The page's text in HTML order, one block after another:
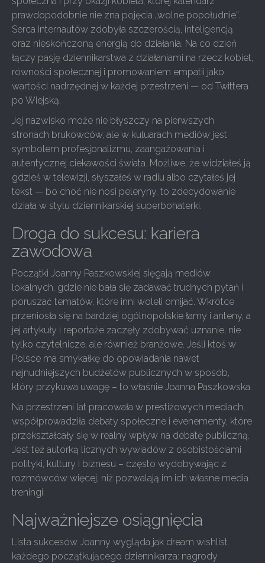
prawdopodobnie nie zna pojęcia „wolne popołudnie”.
Serca internautów zdobyła szczerością, inteligencją
oraz nieskończoną energią do działania. Na co dzień
łączy pasję dziennikarstwa z działaniami na rzecz kobiet,
równości społecznej i promowaniem empatii jako
wartości nadrzędnej w każdej przestrzeni — od Twittera
po Wiejską.
Jej nazwisko może nie błyszczy na pierwszych
stronach brukowców, ale w kuluarach mediów jest
symbolem profesjonalizmu, zaangażowania i
autentycznej ciekawości świata. Możliwe, że widziałeś ją
gdzieś w telewizji, słyszałeś w radiu albo czytałeś jej
tekst — bo choć nie nosi peleryny, to zdecydowanie
działa w stylu dziennikarskiej superbohaterki.
Droga do sukcesu: kariera
zawodowa
Początki Joanny Paszkowskiej sięgają mediów
lokalnych, gdzie nie bała się zadawać trudnych pytań i
poruszać tematów, które inni woleli omijać. Wkrótce
przeniosła się na bardziej ogólnopolskie łamy i anteny, a
jej artykuły i reportaże zaczęły zdobywać uznanie, nie
tylko czytelnicze, ale również branżowe. Jeśli ktoś w
Polsce ma smykałkę do opowiadania nawet
najnudniejszych budżetów publicznych w sposób,
który przykuwa uwagę – to właśnie Joanna Paszkowska.
Na przestrzeni lat pracowała w prestiżowych mediach,
współprowadziła debaty społeczne i evenementy, które
przekształcały się w realny wpływ na debatę publiczną.
Jest też autorką licznych wywiadów z osobistościami
polityki, kultury i biznesu – często wydobywając z
rozmówców więcej, niż pozwalają im ich własne media
treningi.
Najważniejsze osiągnięcia
Lista sukcesów Joanny wygląda jak dream wishlist
każdego początkującego dziennikarza: nagrody